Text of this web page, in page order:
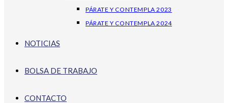
PÁRATE Y CONTEMPLA 2023
PÁRATE Y CONTEMPLA 2024
NOTICIAS
BOLSA DE TRABAJO
CONTACTO